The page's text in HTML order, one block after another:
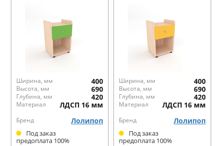
Ширина, мм 400
Высота, мм 690
Глубина, мм 420
Материал ЛДСП 16 мм
Бренд Лолипоп
Под заказ
предоплата 100%
Ширина, мм 400
Высота, мм 690
Глубина, мм 420
Материал ЛДСП 16 мм
Бренд Лолипоп
Под заказ
предоплата 100%